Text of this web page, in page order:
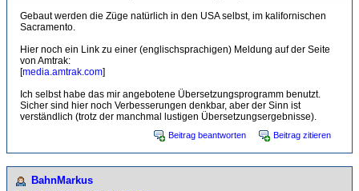
Gebaut werden die Züge natürlich in den USA selbst, im kalifornischen
Sacramento.
Hier noch ein Link zu einer (englischsprachigen) Meldung auf der Seite
von Amtrak:
[media.amtrak.com]
Ich selbst habe das mir angebotene Übersetzungsprogramm benutzt.
Sicher sind hier noch Verbesserungen denkbar, aber der Sinn ist
verständlich (trotz der manchmal lustigen Übersetzungsergebnisse).
Beitrag beantworten Beitrag zitieren
BahnMarkus